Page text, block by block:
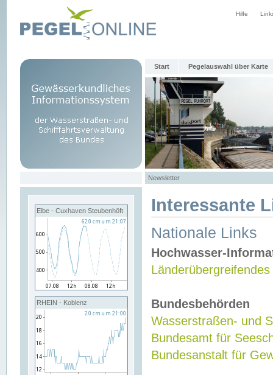
Hilfe
Start Pegelauswahl über Karte
Newsletter
Elbe - Cuxhaven Steubenhöft
RHEIN - Koblenz
Interessante
Nationale Links
Hochwasser-
Bundesbehörden
Wasserstraßen- und
Bundesamt für
Bundesanstalt für